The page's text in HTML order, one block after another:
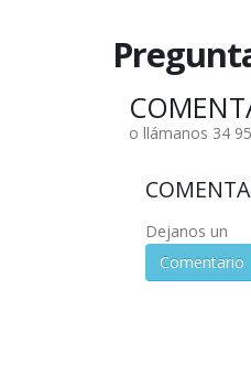
o llámanos 34
Dejanos un
Comentario